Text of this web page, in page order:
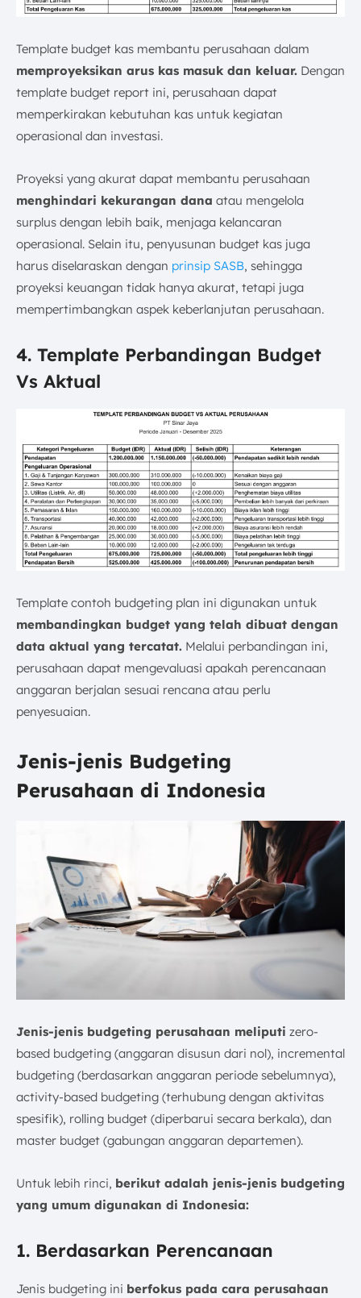
Template budget kas membantu perusahaan dalam
memproyeksikan arus kas masuk dan keluar. Dengan
template budget report ini, perusahaan dapat
memperkirakan kebutuhan kas untuk kegiatan
operasional dan investasi.
Proyeksi yang akurat dapat membantu perusahaan
menghindari kekurangan dana atau mengelola
surplus dengan lebih baik, menjaga kelancaran
operasional. Selain itu, penyusunan budget kas juga
harus diselaraskan dengan prinsip SASB, sehingga
proyeksi keuangan tidak hanya akurat, tetapi juga
mempertimbangkan aspek keberlanjutan perusahaan.
4. Template Perbandingan Budget
Vs Aktual
Template contoh budgeting plan ini digunakan untuk
membandingkan budget yang telah dibuat dengan
data aktual yang tercatat. Melalui perbandingan ini,
perusahaan dapat mengevaluasi apakah perencanaan
anggaran berjalan sesuai rencana atau perlu
penyesuaian.
Jenis-jenis Budgeting
Perusahaan di Indonesia
Jenis-jenis budgeting perusahaan meliputi zero-
based budgeting (anggaran disusun dari nol), incremental
budgeting (berdasarkan anggaran periode sebelumnya),
activity-based budgeting (terhubung dengan aktivitas
spesifik), rolling budget (diperbarui secara berkala), dan
master budget (gabungan anggaran departemen).
Untuk lebih rinci, berikut adalah jenis-jenis budgeting
yang umum digunakan di Indonesia:
1. Berdasarkan Perencanaan
Jenis budgeting ini berfokus pada cara perusahaan